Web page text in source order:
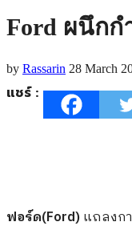
Ford ผนึกก
by Rassarin 28 March
แชร์ :
ฟอร์ด(Ford)แถลงก